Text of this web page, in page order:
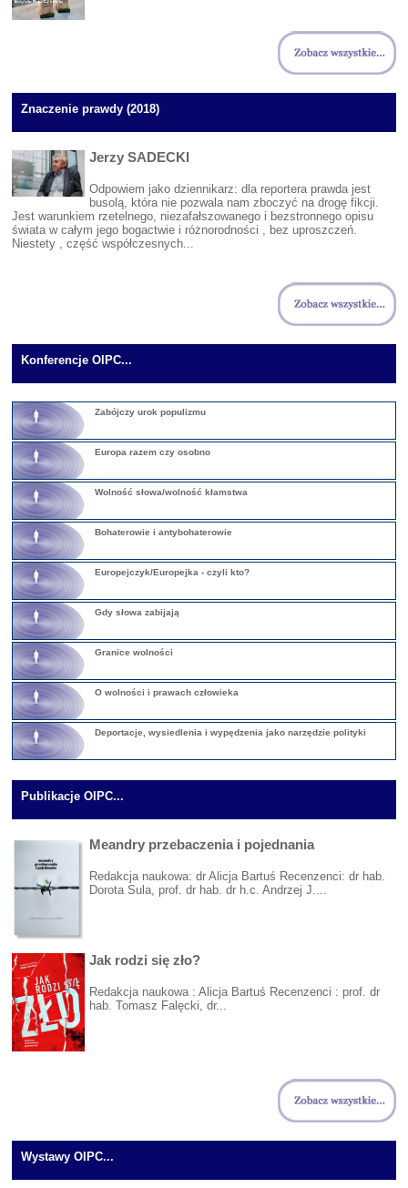
Znaczenie prawdy (2018)
Jerzy SADECKI
Odpowiem jako dziennikarz: dla reportera prawda jest
busolą, która nie pozwala nam zboczyć na drogę fikcji.
Jest warunkiem rzetelnego, niezafałszowanego i bezstronnego opisu
świata w całym jego bogactwie i różnorodności , bez uproszczeń.
Niestety , część współczesnych...
Konferencje OIPC...
Zabójczy urok populizmu
Europa razem czy osobno
Wolność słowa/wolność kłamstwa
Bohaterowie i antybohaterowie
Europejczyk/Europejka - czyli kto?
Gdy słowa zabijają
Granice wolności
O wolności i prawach człowieka
Deportacje, wysiedlenia i wypędzenia jako narzędzie polityki
Publikacje OIPC...
Meandry przebaczenia i pojednania
Redakcja naukowa: dr Alicja Bartuś Recenzenci: dr hab.
Dorota Sula, prof. dr hab. dr h.c. Andrzej J....
Jak rodzi się zło?
Redakcja naukowa : Alicja Bartuś Recenzenci : prof. dr
hab. Tomasz Falęcki, dr...
Wystawy OIPC...